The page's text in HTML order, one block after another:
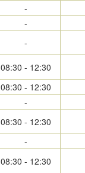
-
-
-
08:30 - 12:30
08:30 - 12:30
-
08:30 - 12:30
-
08:30 - 12:30